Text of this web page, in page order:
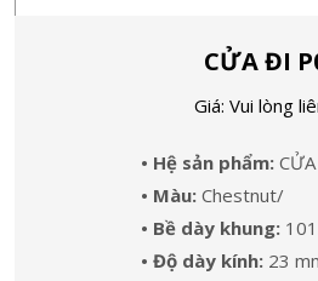
CỬA ĐI
Giá: Vui lòng
• Hệ sản phẩm:
• Màu:Chestnut/
• Bề dày khung:
• Độ dày kính:23